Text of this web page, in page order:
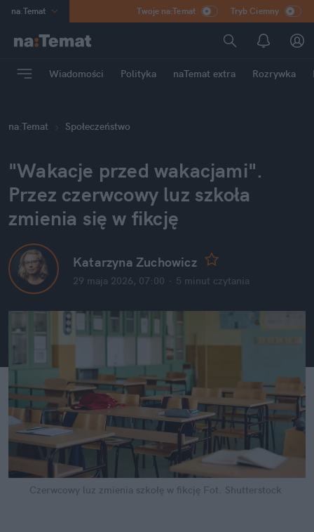
na:Temat
Poland
mama
Rozrywka
Twoje na:Temat Tryb Ciemny
Wiadomości Polityka naTemat extra Rozrywka
na:Temat Społeczeństwo
"Wakacje przed wakacjami".
Przez czerwcowy luz szkoła
zmienia się w fikcję
Katarzyna Zuchowicz
29 maja 2026, 07:00 · 5 minut czytania
Czerwcowy luz zmienia szkołę w fikcję Fot. Shutterstock